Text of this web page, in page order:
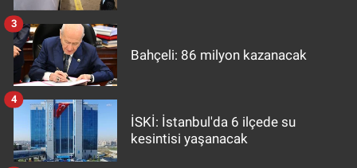
Bahçeli: 86 milyon kazanacak
3
İSKİ: İstanbul'da 6 ilçede su
kesintisi yaşanacak
4